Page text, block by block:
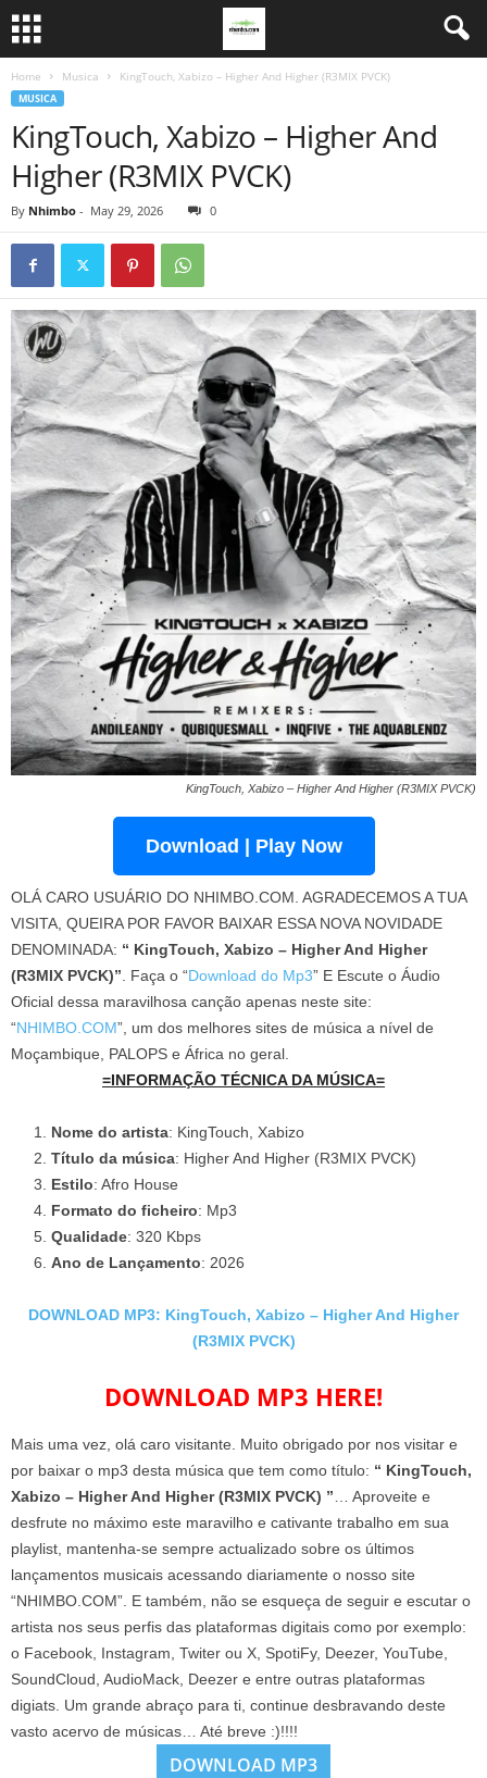
Home Musica KingTouch, Xabizo – Higher And Higher (R3MIX PVCK)
MUSICA
KingTouch, Xabizo – Higher And
Higher (R3MIX PVCK)
By Nhimbo - May 29, 2026 0
KingTouch, Xabizo – Higher And Higher (R3MIX PVCK)
Download | Play Now
OLÁ CARO USUÁRIO DO NHIMBO.COM. AGRADECEMOS A TUA
VISITA, QUEIRA POR FAVOR BAIXAR ESSA NOVA NOVIDADE
DENOMINADA: “ KingTouch, Xabizo – Higher And Higher
(R3MIX PVCK)” . Faça o “Download do Mp3” E Escute o Áudio
Oficial dessa maravilhosa canção apenas neste site:
“NHIMBO.COM”, um dos melhores sites de música a nível de
Moçambique, PALOPS e África no geral.
=INFORMAÇÃO TÉCNICA DA MÚSICA=
Nome do artista: KingTouch, Xabizo
Título da música: Higher And Higher (R3MIX PVCK)
Estilo: Afro House
Formato do ficheiro: Mp3
Qualidade: 320 Kbps
Ano de Lançamento: 2026
DOWNLOAD MP3: KingTouch, Xabizo – Higher And Higher
(R3MIX PVCK)
DOWNLOAD MP3 HERE!
Mais uma vez, olá caro visitante. Muito obrigado por nos visitar e
por baixar o mp3 desta música que tem como título: “ KingTouch,
Xabizo – Higher And Higher (R3MIX PVCK) ” … Aproveite e
desfrute no máximo este maravilho e cativante trabalho em sua
playlist, mantenha-se sempre actualizado sobre os últimos
lançamentos musicais acessando diariamente o nosso site
“NHIMBO.COM”. E também, não se esqueça de seguir e escutar o
artista nos seus perfis das plataformas digitais como por exemplo:
o Facebook, Instagram, Twiter ou X, SpotiFy, Deezer, YouTube,
SoundCloud, AudioMack, Deezer e entre outras plataformas
digiats. Um grande abraço para ti, continue desbravando deste
vasto acervo de músicas… Até breve :)!!!!
DOWNLOAD MP3